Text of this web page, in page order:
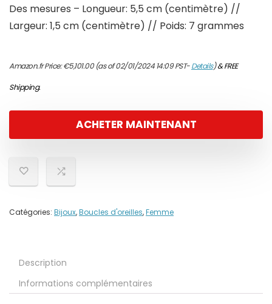
Des mesures – Longueur: 5,5 cm (centimètre) //
Largeur: 1,5 cm (centimètre) // Poids: 7 grammes
Amazon.fr Price:€5,101.00(as of 02/01/2024 14:09 PST-Details)&FREE
Shipping.
ACHETER MAINTENANT
Catégories: Bijoux,Boucles d'oreilles,Femme
Description
Informations complémentaires